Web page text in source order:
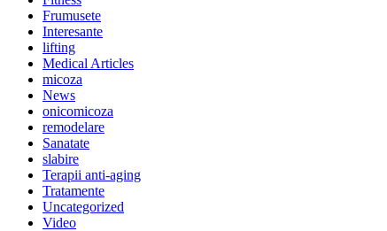
Frumusete
Interesante
lifting
Medical Articles
micoza
News
onicomicoza
remodelare
Sanatate
slabire
Terapii anti-aging
Tratamente
Uncategorized
Video